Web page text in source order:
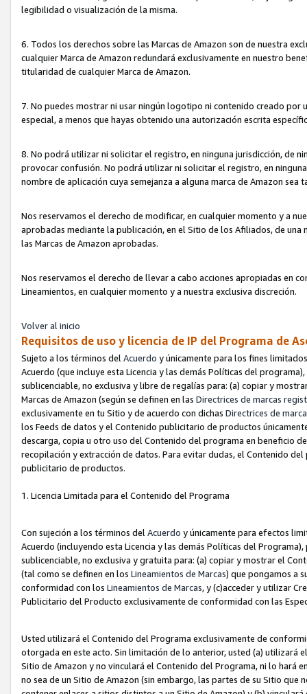
legibilidad o visualización de la misma.
6. Todos los derechos sobre las Marcas de Amazon son de nuestra
cualquier Marca de Amazon redundará exclusivamente en nuestro
titularidad de cualquier Marca de Amazon.
7. No puedes mostrar ni usar ningún logotipo ni contenido creado por
especial, a menos que hayas obtenido una autorización escrita
8. No podrá utilizar ni solicitar el registro, en ninguna jurisdicción, de
provocar confusión. No podrá utilizar ni solicitar el registro, en
nombre de aplicación cuya semejanza a alguna marca de Amazon
Nos reservamos el derecho de modificar, en cualquier momento y a
aprobadas mediante la publicación, en el Sitio de los Afiliados, de
las Marcas de Amazon aprobadas.
Nos reservamos el derecho de llevar a cabo acciones apropiadas en
Lineamientos, en cualquier momento y a nuestra exclusiva discreción.
Volver al inicio
Requisitos de uso y licencia de IP del Programa de
Sujeto a los términos del Acuerdo y únicamente para los fines
Acuerdo (que incluye esta Licencia y las demás Políticas del
sublicenciable, no exclusiva y libre de regalías para: (a) copiar y
Marcas de Amazon (según se definen en las Directrices de marcas
exclusivamente en tu Sitio y de acuerdo con dichas Directrices de
los Feeds de datos y el Contenido publicitario de productos
descarga, copia u otro uso del Contenido del programa en beneficio
recopilación y extracción de datos. Para evitar dudas, el Contenido
publicitario de productos.
1. Licencia Limitada para el Contenido del Programa
Con sujeción a los términos del Acuerdo y únicamente para efectos
Acuerdo (incluyendo esta Licencia y las demás Políticas del
sublicenciable, no exclusiva y gratuita para: (a) copiar y mostrar el
(tal como se definen en los Lineamientos de Marcas) que pongamos a
conformidad con los Lineamientos de Marcas, y (c)acceder y utilizar
Publicitario del Producto exclusivamente de conformidad con las
Usted utilizará el Contenido del Programa exclusivamente de
otorgada en este acto. Sin limitación de lo anterior, usted (a) utilizará
Sitio de Amazon y no vinculará el Contenido del Programa, ni lo hará
no sea de un Sitio de Amazon (sin embargo, las partes de su Sitio